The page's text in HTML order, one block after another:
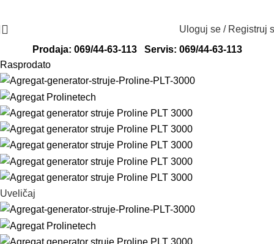
Uloguj se / Registruj
Prodaja: 069/44-63-113
Servis: 069/44-63-113
Rasprodato
Uveličaj